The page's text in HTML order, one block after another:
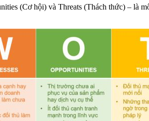
(Cơ hội) và Threats (Thách thức) – là